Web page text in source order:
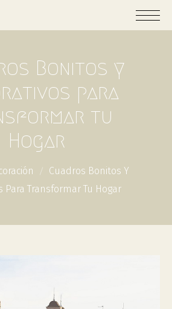
Bonitos y
para
tu
Hogar
Cuadros Bonitos Y
Para Transformar Tu Hogar